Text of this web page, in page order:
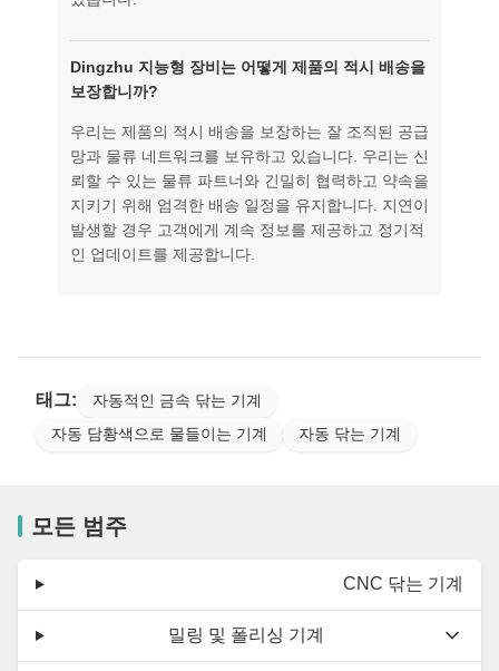
Dingzhu 지능형 장비는 어떻게 제품의 적시 배송을
보장합니까?
우리는 제품의 적시 배송을 보장하는 잘 조직된 공급
망과 물류 네트워크를 보유하고 있습니다. 우리는 신
뢰할 수 있는 물류 파트너와 긴밀히 협력하고 약속을
지키기 위해 엄격한 배송 일정을 유지합니다. 지연이
발생할 경우 고객에게 계속 정보를 제공하고 정기적
인 업데이트를 제공합니다.
태그:
자동적인 금속 닦는 기계
자동 담황색으로 물들이는 기계
자동 닦는 기계
모든 범주
CNC 닦는 기계
밀링 및 폴리싱 기계